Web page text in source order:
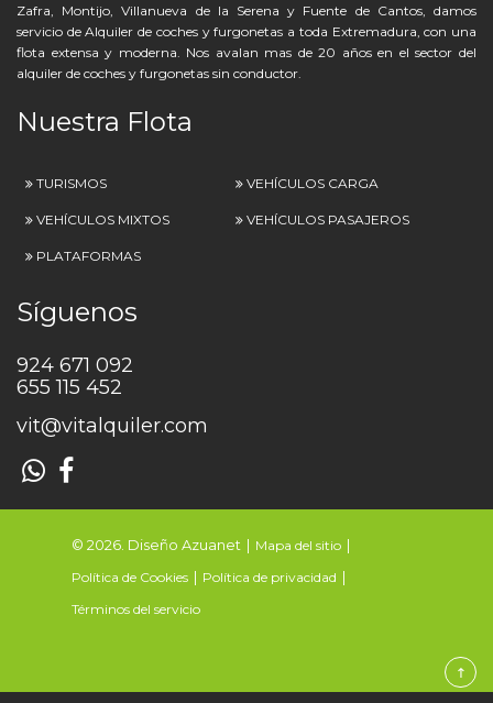
Zafra, Montijo, Villanueva de la Serena y Fuente de Cantos, damos
servicio de Alquiler de coches y furgonetas a toda Extremadura, con una
flota extensa y moderna. Nos avalan mas de 20 años en el sector del
alquiler de coches y furgonetas sin conductor.
Nuestra Flota
TURISMOS VEHÍCULOS CARGA
VEHÍCULOS MIXTOS VEHÍCULOS PASAJEROS
PLATAFORMAS
Síguenos
924 671 092
655 115 452
vit@vitalquiler.com
© 2026. Diseño Azuanet
Mapa del sitio
Política de Cookies
Política de privacidad
Términos del servicio